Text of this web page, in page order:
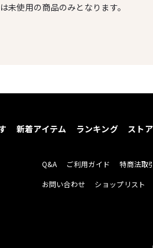
未使用の商品のみとなります。
新着アイテム ランキング スト
Q&A ご利用ガイド 特商法取
お問い合わせ ショップリスト